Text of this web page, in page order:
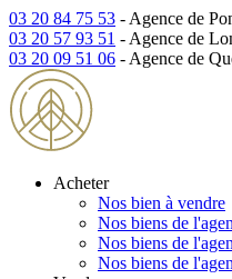
03 20 84 75 53 - Agence de
03 20 57 93 51 - Agence de
03 20 09 51 06 - Agence de
Acheter
Nos bien à vendre
Nos biens de
Nos biens de
Nos biens de